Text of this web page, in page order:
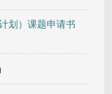
划）课题申请书